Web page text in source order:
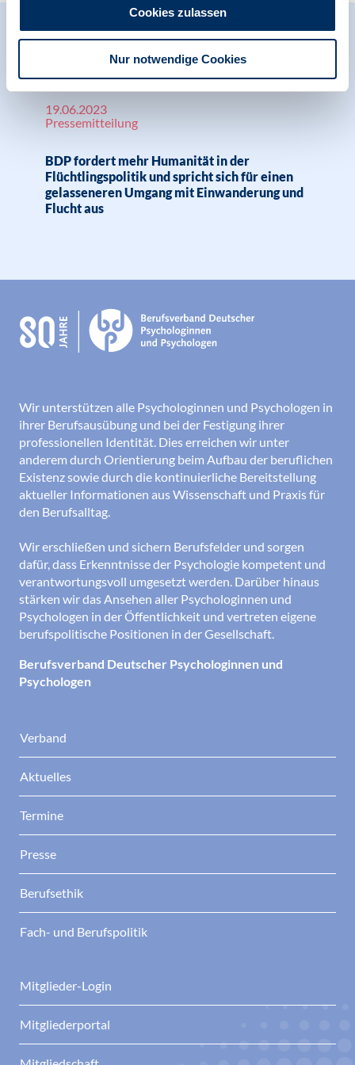
Cookies zulassen
Nur notwendige Cookies
Relevante Nachrichten
19.06.2023
Pressemitteilung
BDP fordert mehr Humanität in der
Flüchtlingspolitik und spricht sich für einen
gelasseneren Umgang mit Einwanderung und
Flucht aus
Wir unterstützen alle Psychologinnen und Psychologen in
ihrer Berufsausübung und bei der Festigung ihrer
professionellen Identität. Dies erreichen wir unter
anderem durch Orientierung beim Aufbau der beruflichen
Existenz sowie durch die kontinuierliche Bereitstellung
aktueller Informationen aus Wissenschaft und Praxis für
den Berufsalltag.
Wir erschließen und sichern Berufsfelder und sorgen
dafür, dass Erkenntnisse der Psychologie kompetent und
verantwortungsvoll umgesetzt werden. Darüber hinaus
stärken wir das Ansehen aller Psychologinnen und
Psychologen in der Öffentlichkeit und vertreten eigene
berufspolitische Positionen in der Gesellschaft.
Berufsverband Deutscher Psychologinnen und
Psychologen
Verband
Aktuelles
Termine
Presse
Berufsethik
Fach- und Berufspolitik
Mitglieder-Login
Mitgliederportal